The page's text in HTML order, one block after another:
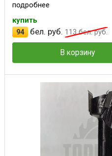
подробнее
купить
94
бел. руб. 113бел. руб.
В корзину